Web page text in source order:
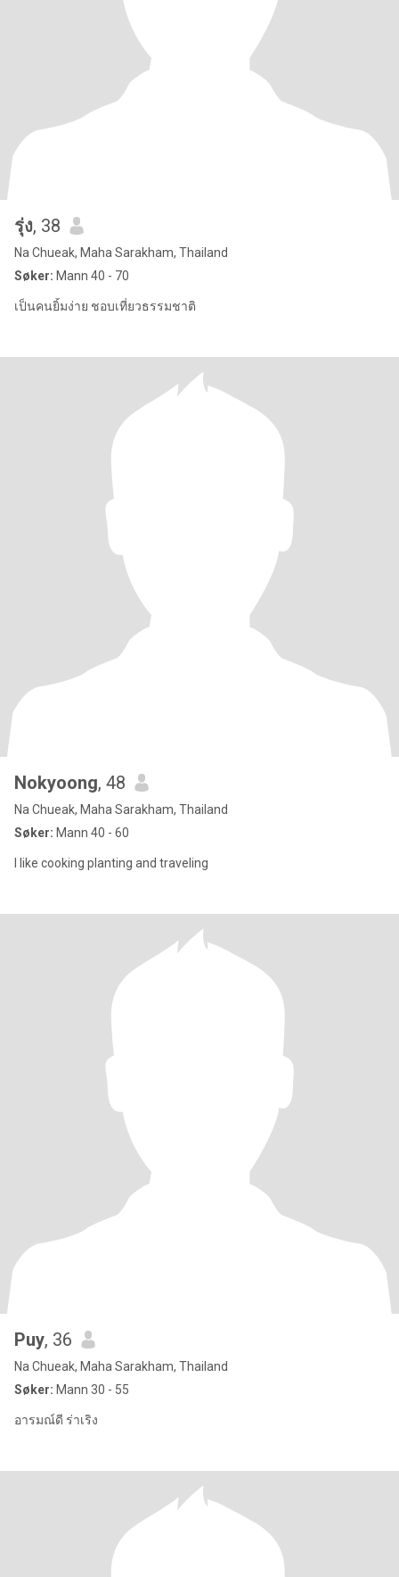
รุ่ง, 38
Na Chueak, Maha Sarakham, Thailand
Søker: Mann 40 - 70
เป็นคนยิ้มง่าย ชอบเที่ยวธรรมชาติ
Nokyoong, 48
Na Chueak, Maha Sarakham, Thailand
Søker: Mann 40 - 60
l like cooking planting and traveling
Puy, 36
Na Chueak, Maha Sarakham, Thailand
Søker: Mann 30 - 55
อารมณ์ดี ร่าเริง